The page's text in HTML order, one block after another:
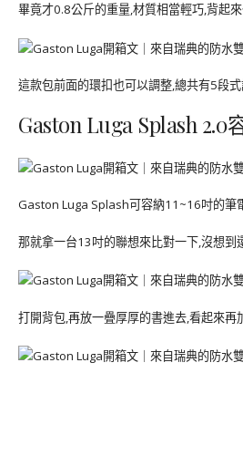
畢竟才0.8公斤的重量,材質相當輕巧,背起
這款包前面的環扣也可以調整,總共有5段
Gaston Luga Splash 2.0
Gaston Luga Splash可容納11~16吋的筆
那就拿一台13吋的聯想來比對一下,沒想到
打開背包,再放一疊厚厚的書進去,看起來再